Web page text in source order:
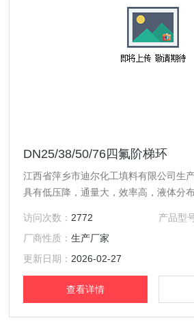
DN25/38/50/76四氟阶梯环
江西省萍乡市迪尔化工填料有限公司生
具有低压降，通量大，效率高，液体分
质的通畅。
访问次数： 2772 产品型
厂商性质：生产厂家
更新日期： 2026-02-27
查看详情